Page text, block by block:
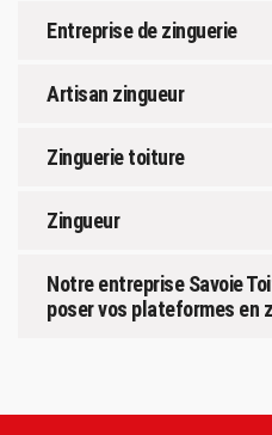
Entreprise de zinguerie
Artisan zingueur
Zinguerie toiture
Zingueur
Notre entreprise Savoie
poser vos plateformes en